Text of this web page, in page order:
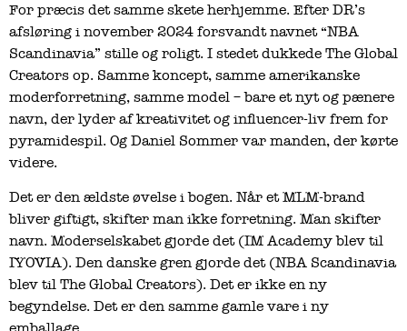
For præcis det samme skete herhjemme. Efter DR’s
afsløring i november 2024 forsvandt navnet “NBA
Scandinavia” stille og roligt. I stedet dukkede The Global
Creators op. Samme koncept, samme amerikanske
moderforretning, samme model – bare et nyt og pænere
navn, der lyder af kreativitet og influencer-liv frem for
pyramidespil. Og Daniel Sommer var manden, der kørte
videre.
Det er den ældste øvelse i bogen. Når et MLM-brand
bliver giftigt, skifter man ikke forretning. Man skifter
navn. Moderselskabet gjorde det (IM Academy blev til
IYOVIA). Den danske gren gjorde det (NBA Scandinavia
blev til The Global Creators). Det er ikke en ny
begyndelse. Det er den samme gamle vare i ny